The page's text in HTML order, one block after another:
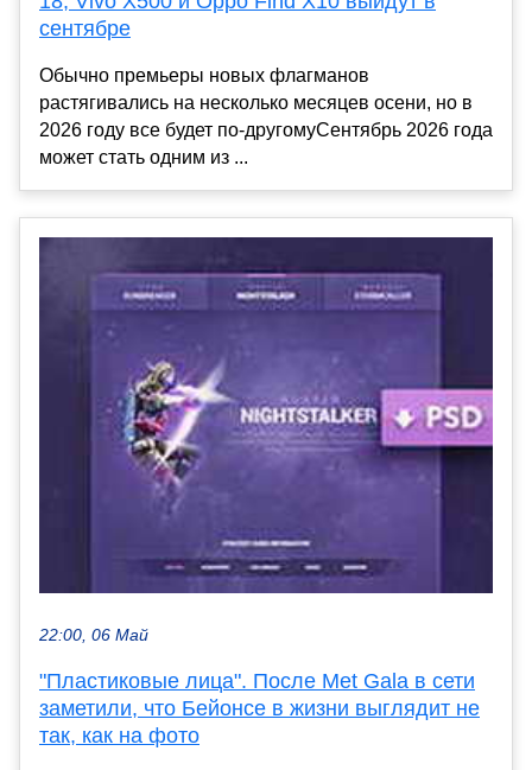
сентябре
Обычно премьеры новых флагманов
растягивались на несколько месяцев осени, но в
2026 году все будет по-другомуСентябрь 2026 года
может стать одним из ...
22:00, 06 Май
"Пластиковые лица". После Met Gala в сети
заметили, что Бейонсе в жизни выглядит не
так, как на фото